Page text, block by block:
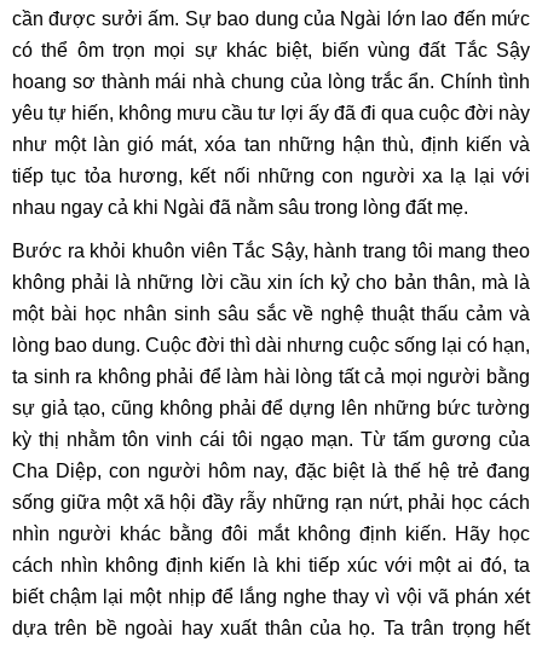
cần được sưởi ấm. Sự bao dung của Ngài lớn lao đến mức
có thể ôm trọn mọi sự khác biệt, biến vùng đất Tắc Sậy
hoang sơ thành mái nhà chung của lòng trắc ẩn. Chính tình
yêu tự hiến, không mưu cầu tư lợi ấy đã đi qua cuộc đời này
như một làn gió mát, xóa tan những hận thù, định kiến và
tiếp tục tỏa hương, kết nối những con người xa lạ lại với
nhau ngay cả khi Ngài đã nằm sâu trong lòng đất mẹ.
Bước ra khỏi khuôn viên Tắc Sậy, hành trang tôi mang theo
không phải là những lời cầu xin ích kỷ cho bản thân, mà là
một bài học nhân sinh sâu sắc về nghệ thuật thấu cảm và
lòng bao dung. Cuộc đời thì dài nhưng cuộc sống lại có hạn,
ta sinh ra không phải để làm hài lòng tất cả mọi người bằng
sự giả tạo, cũng không phải để dựng lên những bức tường
kỳ thị nhằm tôn vinh cái tôi ngạo mạn. Từ tấm gương của
Cha Diệp, con người hôm nay, đặc biệt là thế hệ trẻ đang
sống giữa một xã hội đầy rẫy những rạn nứt, phải học cách
nhìn người khác bằng đôi mắt không định kiến. Hãy học
cách nhìn không định kiến là khi tiếp xúc với một ai đó, ta
biết chậm lại một nhịp để lắng nghe thay vì vội vã phán xét
dựa trên bề ngoài hay xuất thân của họ. Ta trân trọng hết